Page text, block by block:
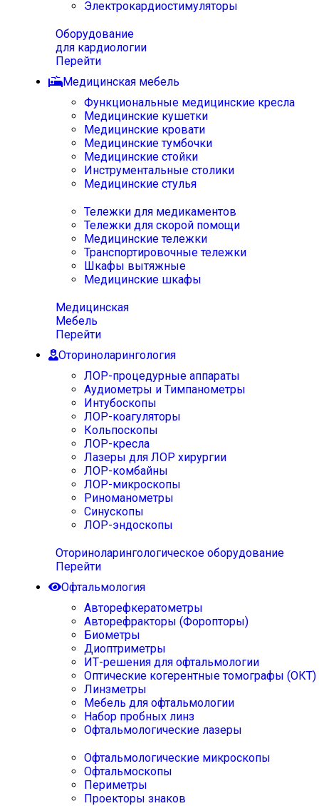
Электрокардиостимуляторы
Оборудование
для кардиологии
Перейти
Медицинская мебель
Функциональные медицинские кресла
Медицинские кушетки
Медицинские кровати
Медицинские тумбочки
Медицинские стойки
Инструментальные столики
Медицинские стулья
Тележки для медикаментов
Тележки для скорой помощи
Медицинские тележки
Транспортировочные тележки
Шкафы вытяжные
Медицинские шкафы
Медицинская
Мебель
Перейти
Оториноларингология
ЛОР-процедурные аппараты
Аудиометры и Тимпанометры
Интубоскопы
ЛОР-коагуляторы
Кольпоскопы
ЛОР-кресла
Лазеры для ЛОР хирургии
ЛОР-комбайны
ЛОР-микроскопы
Риноманометры
Синускопы
ЛОР-эндоскопы
Оториноларингологическое оборудование
Перейти
Офтальмология
Авторефкератометры
Авторефракторы (Форопторы)
Биометры
Диоптриметры
ИТ-решения для офтальмологии
Оптические когерентные томографы (ОКТ)
Линзметры
Мебель для офтальмологии
Набор пробных линз
Офтальмологические лазеры
Офтальмологические микроскопы
Офтальмоскопы
Периметры
Проекторы знаков